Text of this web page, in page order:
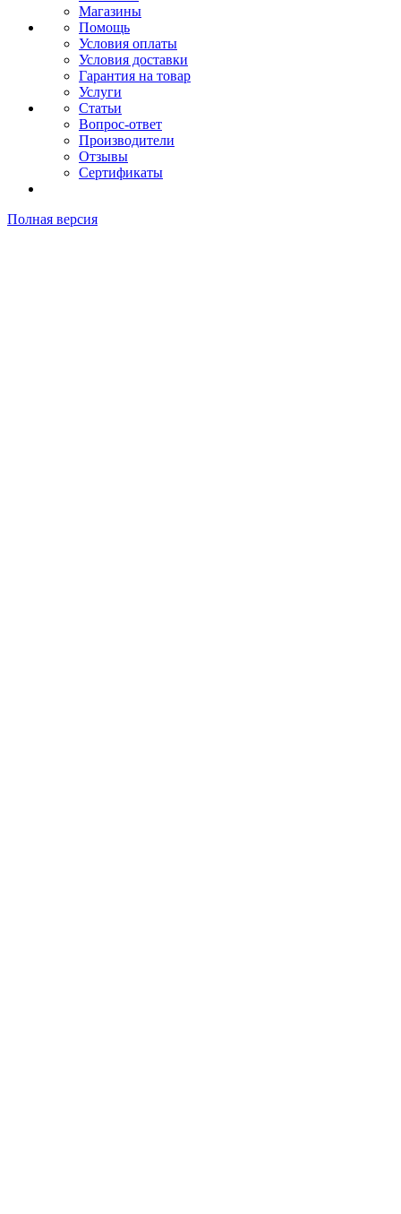
Магазины
Помощь
Условия оплаты
Условия доставки
Гарантия на товар
Услуги
Статьи
Вопрос-ответ
Производители
Отзывы
Сертификаты
Полная версия